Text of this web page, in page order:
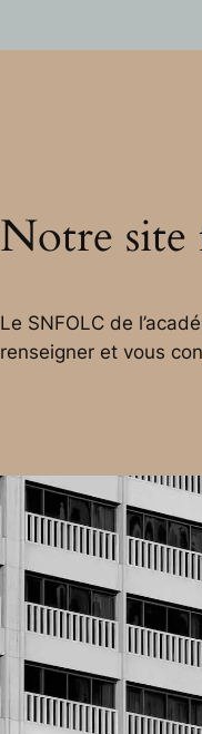
Notre site
Le SNFOLC de
renseigner et vous